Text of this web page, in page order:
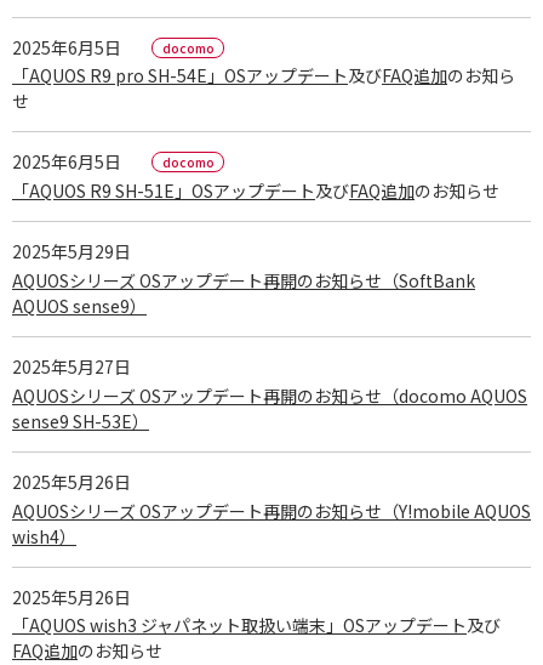
2025年6月5日
「AQUOS R9 pro SH-54E」OSアップデート及びFAQ追加のお知ら
せ
2025年6月5日
「AQUOS R9 SH-51E」OSアップデート及びFAQ追加のお知らせ
2025年5月29日
AQUOSシリーズ OSアップデート再開のお知らせ（SoftBank
AQUOS sense9）
2025年5月27日
AQUOSシリーズ OSアップデート再開のお知らせ（docomo AQUOS
sense9 SH-53E）
2025年5月26日
AQUOSシリーズ OSアップデート再開のお知らせ（Y!mobile AQUOS
wish4）
2025年5月26日
「AQUOS wish3 ジャパネット取扱い端末」OSアップデート及び
FAQ追加のお知らせ